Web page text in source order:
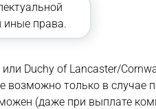
иные права.
Duchy of Lancaster/
возможно только в случае
(даже при выплате